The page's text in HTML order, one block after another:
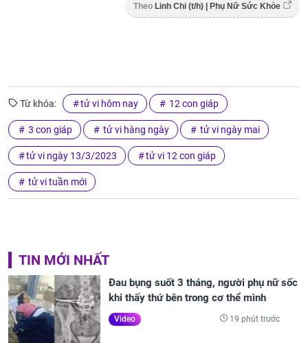
Theo Linh Chi (t/h) | Phụ Nữ Sức Khỏe
Từ khóa: tử vi hôm nay 12 con giáp
3 con giáp tử vi hàng ngày tử vi ngày mai
tử vi ngày 13/3/2023 tử vi 12 con giáp
tử vi tuần mới
TIN MỚI NHẤT
Đau bụng suốt 3 tháng, người phụ nữ sốc
khi thấy thứ bên trong cơ thể mình
Video 19 phút trước